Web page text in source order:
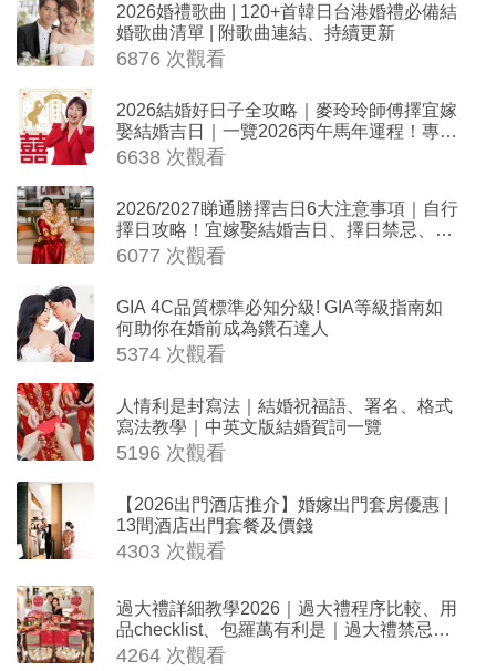
2026婚禮歌曲 | 120+首韓日台港婚禮必備結
婚歌曲清單 | 附歌曲連結、持續更新
6876 次觀看
2026結婚好日子全攻略｜麥玲玲師傅擇宜嫁
娶結婚吉日｜一覽2026丙午馬年運程！專業
擇日結婚+避開沖煞生肖指南
6638 次觀看
2026/2027睇通勝擇吉日6大注意事項｜自行
擇日攻略！宜嫁娶結婚吉日、擇日禁忌、相
沖生肖一覽
6077 次觀看
GIA 4C品質標準必知分級! GIA等級指南如
何助你在婚前成為鑽石達人
5374 次觀看
人情利是封寫法｜結婚祝福語、署名、格式
寫法教學｜中英文版結婚賀詞一覽
5196 次觀看
【2026出門酒店推介】婚嫁出門套房優惠 |
13間酒店出門套餐及價錢
4303 次觀看
過大禮詳細教學2026｜過大禮程序比較、用
品checklist、包羅萬有利是｜過大禮禁忌及
吉祥說話
4264 次觀看